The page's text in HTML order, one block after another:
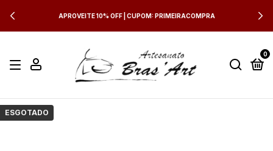
APROVEITE 10% OFF | CUPOM: PRIMEIRACOMPRA
0
ESGOTADO